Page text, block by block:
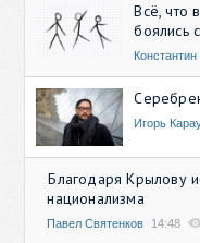
Всё, что
боялись
Игорь
Благодаря Крылову
национализма
Павел Святенков 14:48